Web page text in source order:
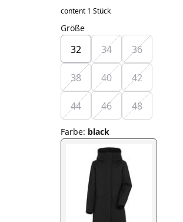
content 1 Stück
Größe
32 34 36
38 40 42
44 46 48
Farbe: black